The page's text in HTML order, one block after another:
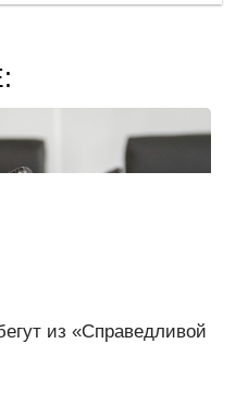
из «Справедливой